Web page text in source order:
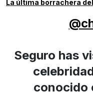
La última borrachera
Seguro has
conocido